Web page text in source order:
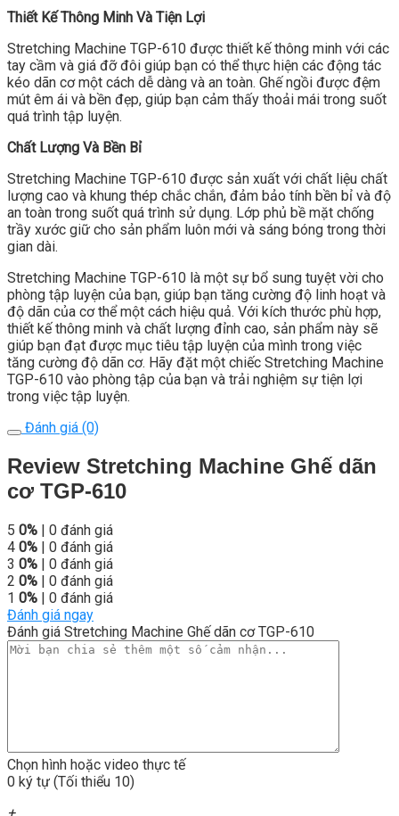
Thiết Kế Thông Minh Và Tiện Lợi
Stretching Machine TGP-610 được thiết kế thông minh với các
tay cầm và giá đỡ đôi giúp bạn có thể thực hiện các động tác
kéo dãn cơ một cách dễ dàng và an toàn. Ghế ngồi được đệm
mút êm ái và bền đẹp, giúp bạn cảm thấy thoải mái trong suốt
quá trình tập luyện.
Chất Lượng Và Bền Bỉ
Stretching Machine TGP-610 được sản xuất với chất liệu chất
lượng cao và khung thép chắc chắn, đảm bảo tính bền bỉ và độ
an toàn trong suốt quá trình sử dụng. Lớp phủ bề mặt chống
trầy xước giữ cho sản phẩm luôn mới và sáng bóng trong thời
gian dài.
Stretching Machine TGP-610 là một sự bổ sung tuyệt vời cho
phòng tập luyện của bạn, giúp bạn tăng cường độ linh hoạt và
độ dãn của cơ thể một cách hiệu quả. Với kích thước phù hợp,
thiết kế thông minh và chất lượng đỉnh cao, sản phẩm này sẽ
giúp bạn đạt được mục tiêu tập luyện của mình trong việc
tăng cường độ dãn cơ. Hãy đặt một chiếc Stretching Machine
TGP-610 vào phòng tập của bạn và trải nghiệm sự tiện lợi
trong việc tập luyện.
Đánh giá (0)
Review Stretching Machine Ghế dãn
cơ TGP-610
5 0% | 0 đánh giá
4 0% | 0 đánh giá
3 0% | 0 đánh giá
2 0% | 0 đánh giá
1 0% | 0 đánh giá
Đánh giá ngay
Đánh giá Stretching Machine Ghế dãn cơ TGP-610
Chọn hình hoặc video thực tế
0 ký tự (Tối thiểu 10)